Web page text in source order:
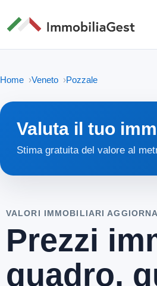
Home Veneto Pozzale
Valuta il tuo
Stima gratuita del valore al
VALORI IMMOBILIARI
Prezzi
quadro,